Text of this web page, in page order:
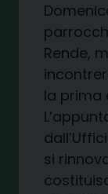
Rende,
la prima
si